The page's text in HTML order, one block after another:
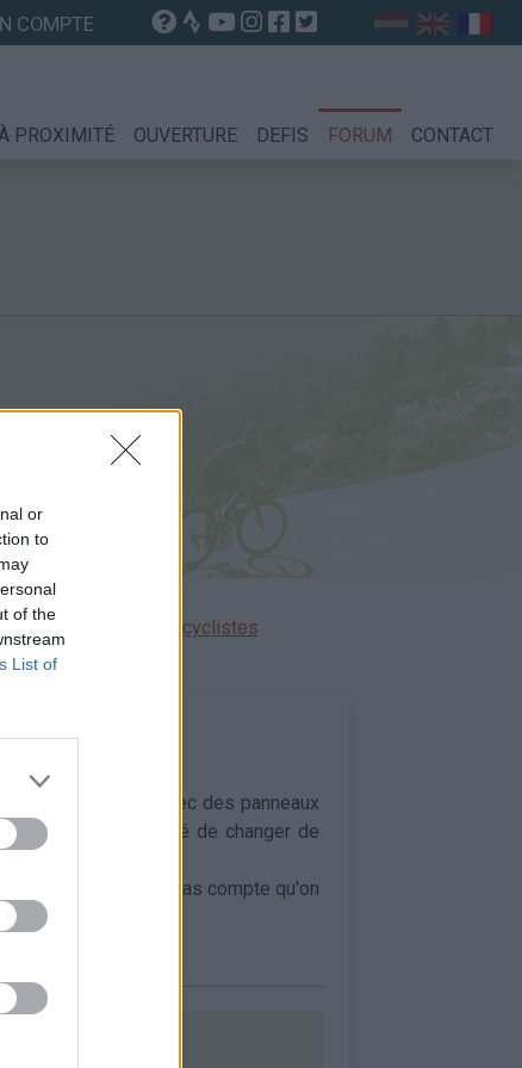
or
to
of the
List of
COMPTE
PROXIMITÉ OUVERTURE DEFIS FORUM CONTACT
réservées aux cyclistes
que les cols avec des panneaux
refaites, j'ai décidé de changer de
ne se rend même pas compte qu'on